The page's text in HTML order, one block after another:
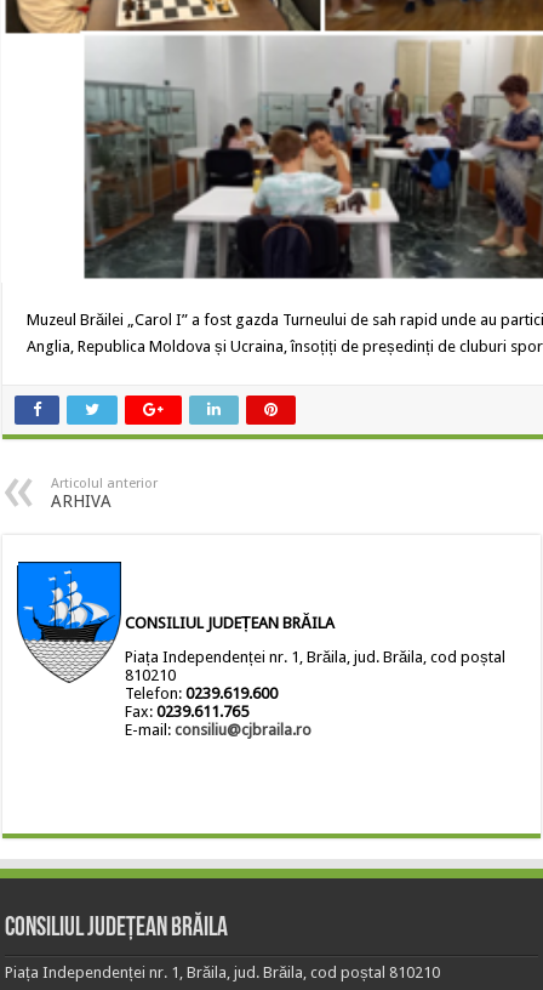
Muzeul Brăilei „Carol I” a fost gazda Turneului de sah rapid unde au
Anglia, Republica Moldova și Ucraina, însoțiți de președinți de cluburi
Articolul anterior
ARHIVA
CONSILIUL JUDEȚEAN BRĂILA
Piața Independenței nr. 1, Brăila, jud. Brăila, cod poștal
810210
Telefon:0239.619.600
Fax:0239.611.765
E-mail:consiliu@cjbraila.ro
Consiliul Județean Brăila
Piața Independenței nr. 1, Brăila, jud. Brăila, cod poștal 810210